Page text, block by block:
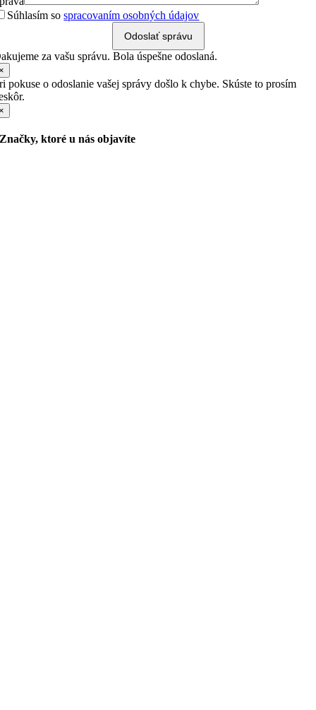
Súhlasím sospracovaním osobných údajov
Odoslať správu
za vašu správu. Bola úspešne odoslaná.
pokuse o odoslanie vašej správy došlo k chybe. Skúste to prosím
Značky, ktoré u nás objavíte